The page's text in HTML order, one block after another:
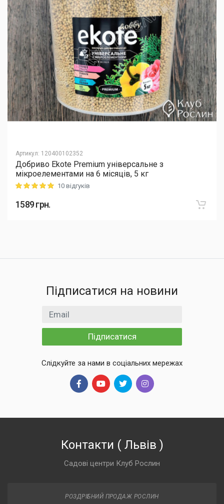
Артикул: 120400102352
Добриво Еkote Premium універсальне з
мікроелементами на 6 місяців, 5 кг
Rating: 5 out of 510 відгуків
1589грн.
Підписатися на новини
Email
Підписатися
Слідкуйте за нами в соціальних мережах
Контакти ( Львів )
Садові центри Клуб Рослин
РОЗДРІБНИЙ ПРОДАЖ РОСЛИН